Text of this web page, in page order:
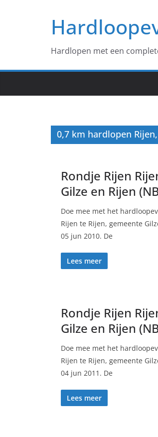
Hardlopen met een
0,7 km hardlopen
Rondje Rijen
Gilze en Rijen
Doe mee met het
Rijen te Rijen, gemeente
05 jun 2010. De
Lees meer
Rondje Rijen
Gilze en Rijen
Doe mee met het
Rijen te Rijen, gemeente
04 jun 2011. De
Lees meer